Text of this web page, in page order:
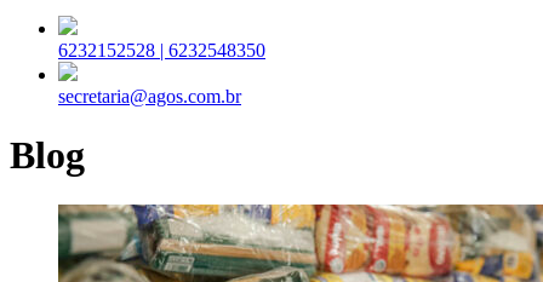
6232152528 | 6232548350
secretaria@agos.com.br
Blog